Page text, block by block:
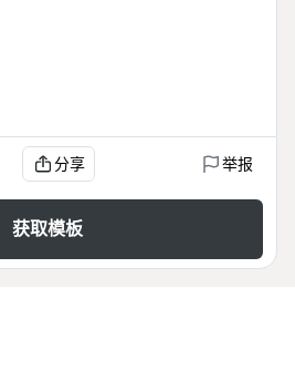
分享 举报
获取模板